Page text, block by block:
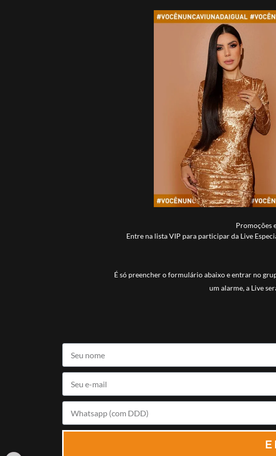
Promoções
Entre na lista VIP para participar da Live
É só preencher o formulário abaixo e entrar no
um alarme, a Live